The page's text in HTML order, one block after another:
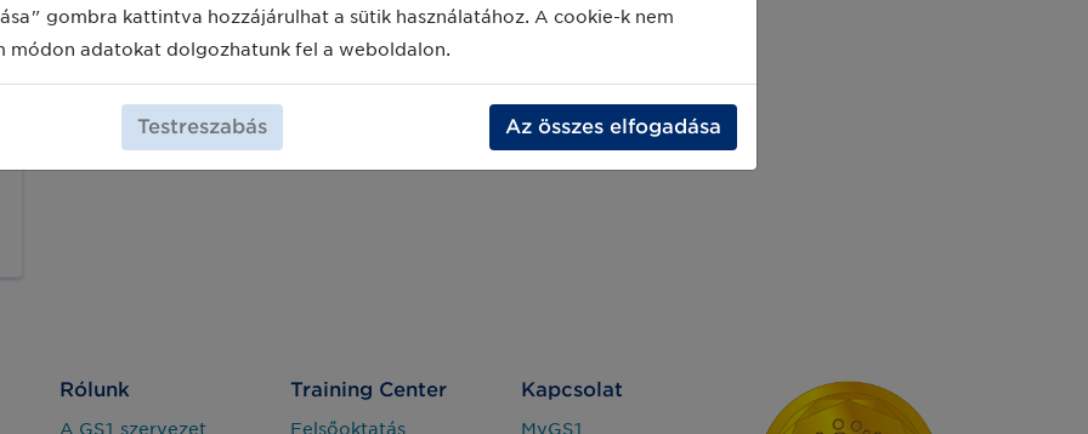
Rólunk
A GS1 szervezet
Training Center
Felsőoktatás
Kapcsolat
MyGS1
gombra kattintva hozzájárulhat a sütik használatához. A cookie-k nem
módon adatokat dolgozhatunk fel a weboldalon.
Testreszabás Az összes elfogadása